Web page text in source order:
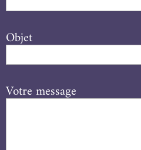
Objet
Votre message